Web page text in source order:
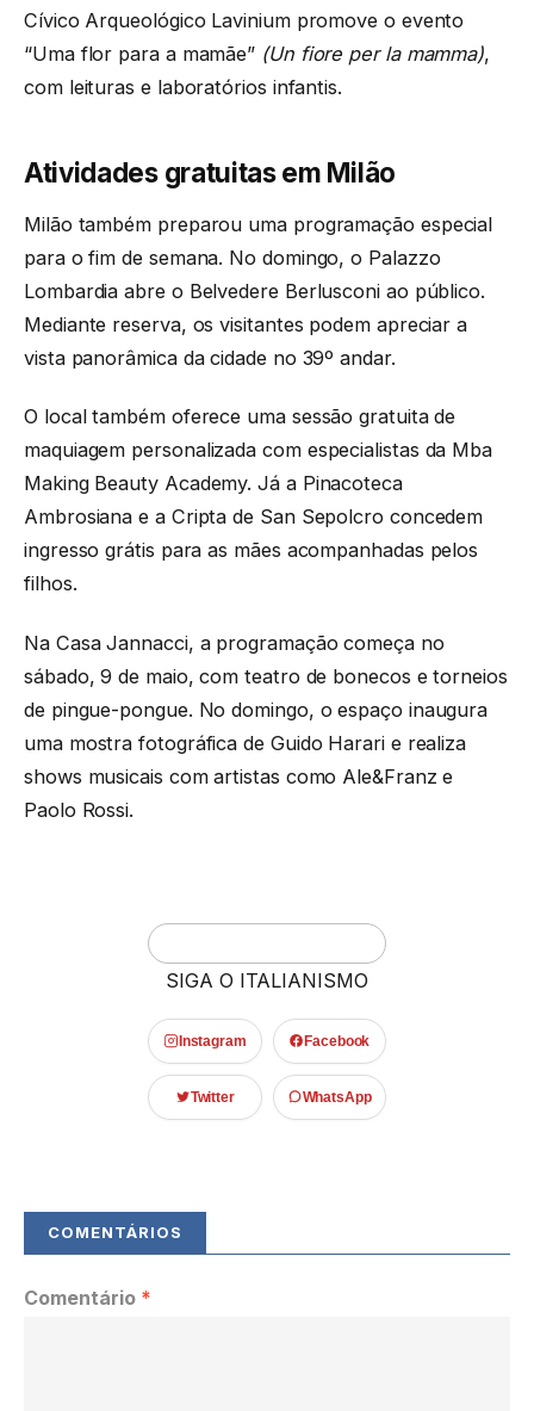
Cívico Arqueológico Lavinium promove o evento
“Uma flor para a mamãe” (Un fiore per la mamma),
com leituras e laboratórios infantis.
Atividades gratuitas em Milão
Milão também preparou uma programação especial
para o fim de semana. No domingo, o Palazzo
Lombardia abre o Belvedere Berlusconi ao público.
Mediante reserva, os visitantes podem apreciar a
vista panorâmica da cidade no 39º andar.
O local também oferece uma sessão gratuita de
maquiagem personalizada com especialistas da Mba
Making Beauty Academy. Já a Pinacoteca
Ambrosiana e a Cripta de San Sepolcro concedem
ingresso grátis para as mães acompanhadas pelos
filhos.
Na Casa Jannacci, a programação começa no
sábado, 9 de maio, com teatro de bonecos e torneios
de pingue-pongue. No domingo, o espaço inaugura
uma mostra fotográfica de Guido Harari e realiza
shows musicais com artistas como Ale&Franz e
Paolo Rossi.
SIGA O ITALIANISMO
Instagram Facebook
Twitter WhatsApp
Comentário *